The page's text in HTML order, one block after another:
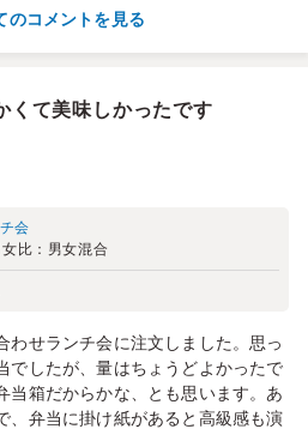
のコメントを見る
くて美味しかったです
会
比： 男女混合
わせランチ会に注文しました。思っ
でしたが、量はちょうどよかったで
当箱だからかな、とも思います。あ
、弁当に掛け紙があると高級感も演